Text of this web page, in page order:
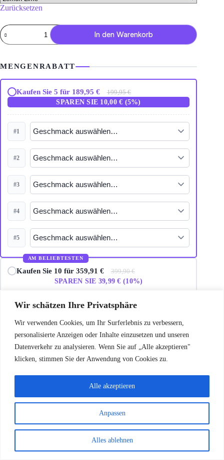
Wir schätzen Ihre Privatsphäre
Wir verwenden Cookies, um Ihr Surferlebnis zu verbessern,
personalisierte Anzeigen oder Inhalte einzusetzen und unseren
Datenverkehr zu analysieren. Wenn Sie auf „Alle akzeptieren"
klicken, stimmen Sie der Anwendung von Cookies zu.
Anpassen
Alles ablehnen
Alle akzeptieren
Zurücksetzen
Vozol
Vape
Star
Menge
In den Warenkorb
MENGENRABATT
Kaufen Sie 5 für 189,95 €
199,95 €
SPAREN SIE 10,00 € (5%)
#1
#2
#3
#4
#5
AM BELIEBTESTEN
Kaufen Sie 10 für 359,91 €
399,90 €
SPAREN SIE 39,99 € (10%)
Kaufen Sie 20 für 679,83 €
799,80 €
DIESES ANGEBOT NUTZEN
Garantiert sicherer Checkout